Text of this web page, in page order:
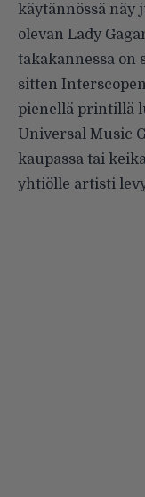
käytännössä näy
olevan Lady
takakannessa on
sitten
pienellä printillä
Universal Music
kaupassa tai
yhtiölle artisti